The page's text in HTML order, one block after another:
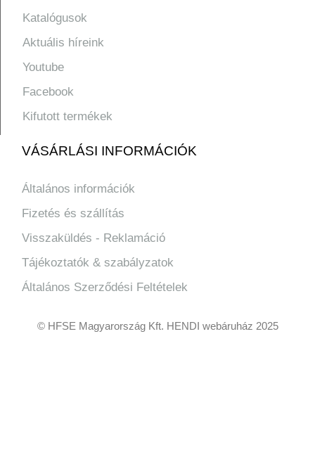
Katalógusok
Aktuális híreink
Youtube
Facebook
Kifutott termékek
VÁSÁRLÁSI INFORMÁCIÓK
Általános információk
Fizetés és szállítás
Visszaküldés - Reklamáció
Tájékoztatók & szabályzatok
Általános Szerződési Feltételek
© HFSE Magyarország Kft. HENDI webáruház 2025